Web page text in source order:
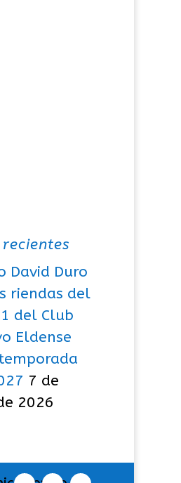
David Duro
riendas del
del Club
Eldense
7 de
2026